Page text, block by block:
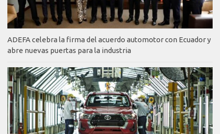
ADEFA celebra la firma del acuerdo automotor con Ecuador y
abre nuevas puertas para la industria